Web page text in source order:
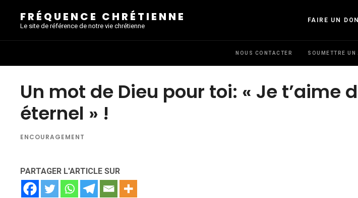
FRÉQUENCE CHRÉTIENNE
Le site de référence de notre vie chrétienne
FAIRE UN DON
NOUS CONTACTER SOUMETTRE UN
Un mot de Dieu pour toi: « Je t’aime
éternel » !
ENCOURAGEMENT
PARTAGER L'ARTICLE SUR